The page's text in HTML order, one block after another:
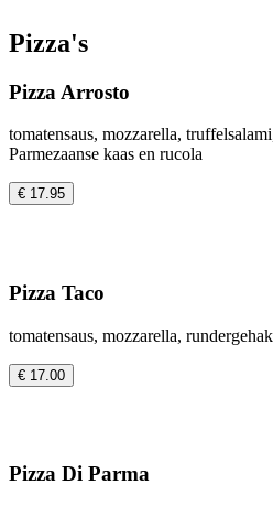
Pizza's
Pizza Arrosto
tomatensaus, mozzarella,
Parmezaanse kaas en rucola
€ 17.95
Pizza Taco
tomatensaus, mozzarella,
€ 17.00
Pizza Di Parma